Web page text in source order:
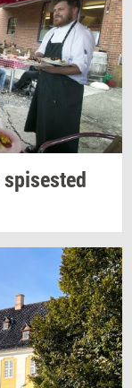
spi­se­sted